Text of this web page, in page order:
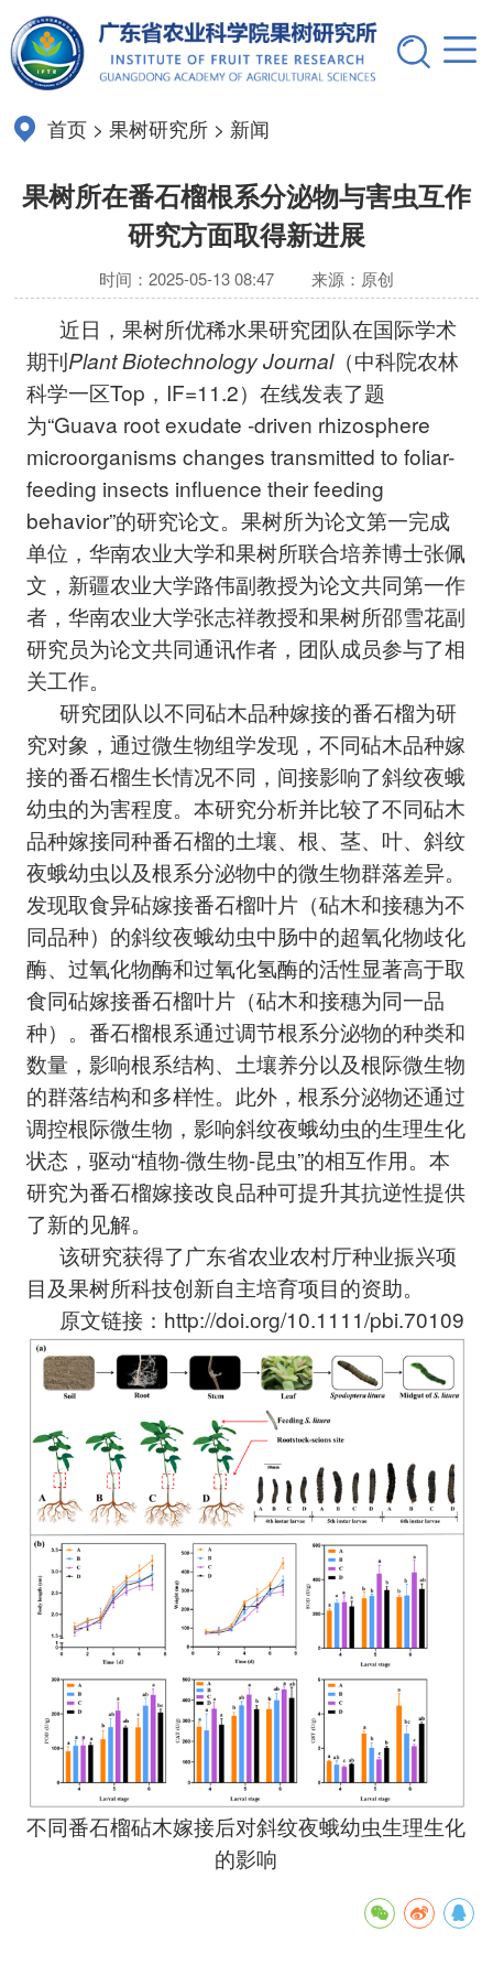
首页 >果树研究所 > 新闻
果树所在番石榴根系分泌物与害虫互作
研究方面取得新进展
时间：2025-05-13 08:47 来源：原创
近日，果树所优稀水果研究团队在国际学术
期刊Plant Biotechnology Journal（中科院农林
科学一区Top，IF=11.2）在线发表了题
为“Guava root exudate -driven rhizosphere
microorganisms changes transmitted to foliar-
feeding insects influence their feeding
behavior”的研究论文。果树所为论文第一完成
单位，华南农业大学和果树所联合培养博士张佩
文，新疆农业大学路伟副教授为论文共同第一作
者，华南农业大学张志祥教授和果树所邵雪花副
研究员为论文共同通讯作者，团队成员参与了相
关工作。
研究团队以不同砧木品种嫁接的番石榴为研
究对象，通过微生物组学发现，不同砧木品种嫁
接的番石榴生长情况不同，间接影响了斜纹夜蛾
幼虫的为害程度。本研究分析并比较了不同砧木
品种嫁接同种番石榴的土壤、根、茎、叶、斜纹
夜蛾幼虫以及根系分泌物中的微生物群落差异。
发现取食异砧嫁接番石榴叶片（砧木和接穗为不
同品种）的斜纹夜蛾幼虫中肠中的超氧化物歧化
酶、过氧化物酶和过氧化氢酶的活性显著高于取
食同砧嫁接番石榴叶片（砧木和接穗为同一品
种）。番石榴根系通过调节根系分泌物的种类和
数量，影响根系结构、土壤养分以及根际微生物
的群落结构和多样性。此外，根系分泌物还通过
调控根际微生物，影响斜纹夜蛾幼虫的生理生化
状态，驱动“植物-微生物-昆虫”的相互作用。本
研究为番石榴嫁接改良品种可提升其抗逆性提供
了新的见解。
该研究获得了广东省农业农村厅种业振兴项
目及果树所科技创新自主培育项目的资助。
原文链接：http://doi.org/10.1111/pbi.70109
不同番石榴砧木嫁接后对斜纹夜蛾幼虫生理生化
的影响